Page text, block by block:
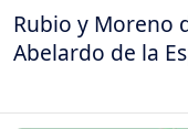
Rubio y Moreno
Abelardo de la